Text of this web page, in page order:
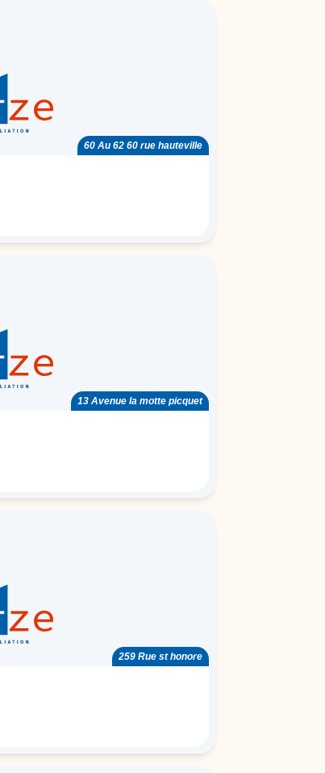
60 Au 62 60 rue hauteville
13 Avenue la motte picquet
259 Rue st honore